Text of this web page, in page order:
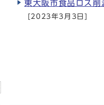
東大阪市食品ロス削
[2023年3月3日]